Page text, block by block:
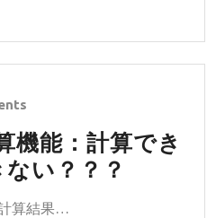
機能：計算でき
い？？？
算結果…